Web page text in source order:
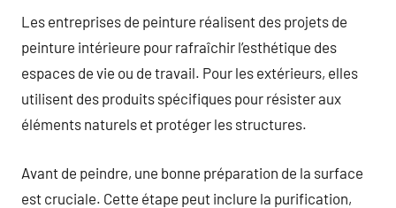
Les entreprises de peinture réalisent des projets de
peinture intérieure pour rafraîchir l’esthétique des
espaces de vie ou de travail. Pour les extérieurs, elles
utilisent des produits spécifiques pour résister aux
éléments naturels et protéger les structures.
Avant de peindre, une bonne préparation de la surface
est cruciale. Cette étape peut inclure la purification,